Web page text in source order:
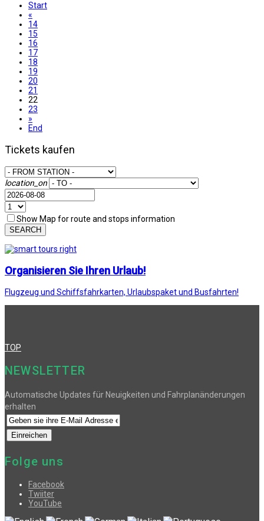
Start
«
14
15
16
17
18
19
20
21
22
23
»
End
Tickets kaufen
location_on
Show Map for route and stops information
SEARCH
Organisieren Sie Ihren Urlaub!
Flugzeug und Schiffsfahrkarten, Urlaubspaket und Busfahrten!
TOP
NEWSLETTER
Automatische Updates für Neuigkeiten und Fahrplanänderungen
erhalten
Folge uns
Facebook
Twiiter
YouTube